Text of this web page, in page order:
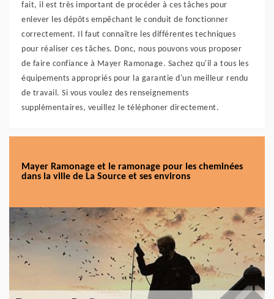
fait, il est très important de procéder à ces tâches pour
enlever les dépôts empêchant le conduit de fonctionner
correctement. Il faut connaître les différentes techniques
pour réaliser ces tâches. Donc, nous pouvons vous proposer
de faire confiance à Mayer Ramonage. Sachez qu'il a tous les
équipements appropriés pour la garantie d'un meilleur rendu
de travail. Si vous voulez des renseignements
supplémentaires, veuillez le téléphoner directement.
Mayer Ramonage et le ramonage pour les cheminées
dans la ville de La Source et ses environs